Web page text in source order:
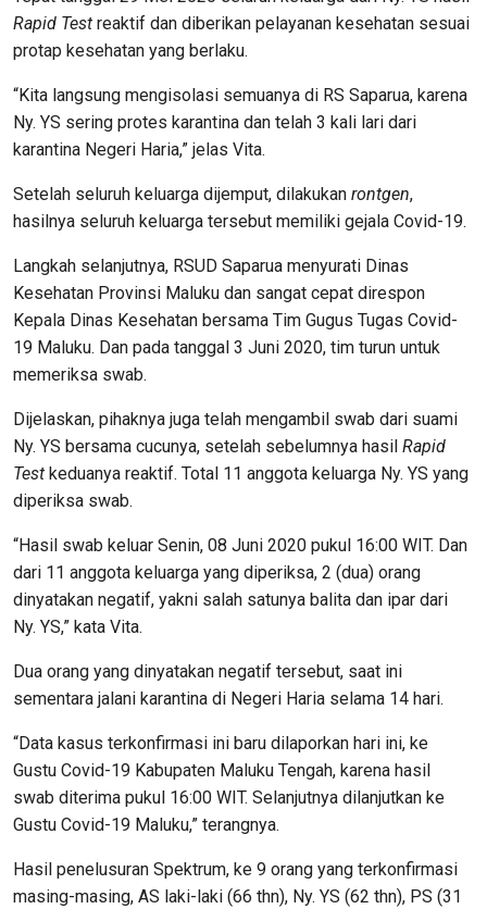
Rapid Test reaktif dan diberikan pelayanan kesehatan sesuai
protap kesehatan yang berlaku.
“Kita langsung mengisolasi semuanya di RS Saparua, karena
Ny. YS sering protes karantina dan telah 3 kali lari dari
karantina Negeri Haria,” jelas Vita.
Setelah seluruh keluarga dijemput, dilakukan rontgen,
hasilnya seluruh keluarga tersebut memiliki gejala Covid-19.
Langkah selanjutnya, RSUD Saparua menyurati Dinas
Kesehatan Provinsi Maluku dan sangat cepat direspon
Kepala Dinas Kesehatan bersama Tim Gugus Tugas Covid-
19 Maluku. Dan pada tanggal 3 Juni 2020, tim turun untuk
memeriksa swab.
Dijelaskan, pihaknya juga telah mengambil swab dari suami
Ny. YS bersama cucunya, setelah sebelumnya hasil Rapid
Test keduanya reaktif. Total 11 anggota keluarga Ny. YS yang
diperiksa swab.
“Hasil swab keluar Senin, 08 Juni 2020 pukul 16:00 WIT. Dan
dari 11 anggota keluarga yang diperiksa, 2 (dua) orang
dinyatakan negatif, yakni salah satunya balita dan ipar dari
Ny. YS,” kata Vita.
Dua orang yang dinyatakan negatif tersebut, saat ini
sementara jalani karantina di Negeri Haria selama 14 hari.
“Data kasus terkonfirmasi ini baru dilaporkan hari ini, ke
Gustu Covid-19 Kabupaten Maluku Tengah, karena hasil
swab diterima pukul 16:00 WIT. Selanjutnya dilanjutkan ke
Gustu Covid-19 Maluku,” terangnya.
Hasil penelusuran Spektrum, ke 9 orang yang terkonfirmasi
masing-masing, AS laki-laki (66 thn), Ny. YS (62 thn), PS (31